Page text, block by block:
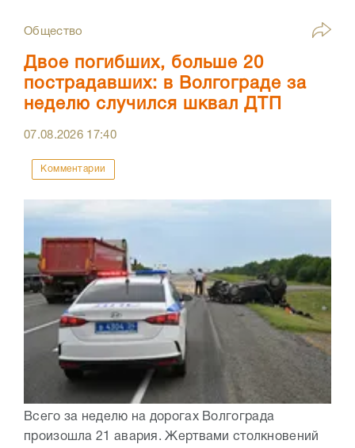
Общество
Двое погибших, больше 20
пострадавших: в Волгограде за
неделю случился шквал ДТП
07.08.2026 17:40
Комментарии
Всего за неделю на дорогах Волгограда
произошла 21 авария. Жертвами столкновений